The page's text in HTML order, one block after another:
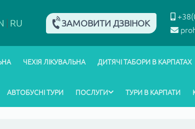
RU ЗАМОВИТИ ДЗВІНОК
ЧЕХІЯ ЛІКУВАЛЬНА ДИТЯЧІ ТАБОРИ В КАРПАТАХ
АВТОБУСНІ ТУРИ ПОСЛУГИ ТУРИ В КАРПАТИ